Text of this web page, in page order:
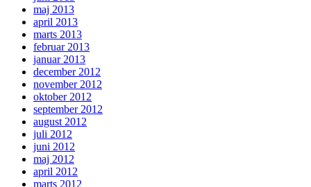
maj 2013
april 2013
marts 2013
februar 2013
januar 2013
december 2012
november 2012
oktober 2012
september 2012
august 2012
juli 2012
juni 2012
maj 2012
april 2012
marts 2012